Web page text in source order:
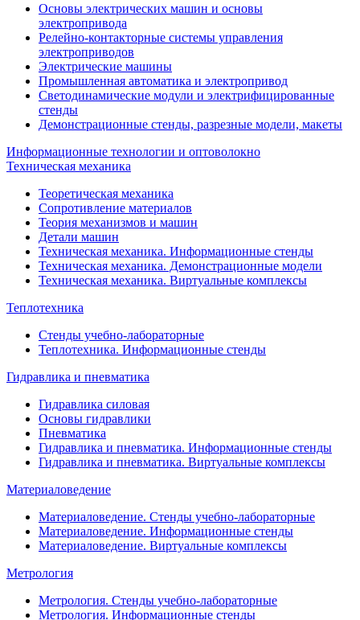
Основы электрических машин и основы
электропривода
Релейно-контакторные системы управления
электроприводов
Электрические машины
Промышленная автоматика и электропривод
Светодинамические модули и электрифицированные
стенды
Демонстрационные стенды, разрезные модели, макеты
Информационные технологии и оптоволокно
Техническая механика
Теоретическая механика
Сопротивление материалов
Теория механизмов и машин
Детали машин
Техническая механика. Информационные стенды
Техническая механика. Демонстрационные модели
Техническая механика. Виртуальные комплексы
Теплотехника
Стенды учебно-лабораторные
Теплотехника. Информационные стенды
Гидравлика и пневматика
Гидравлика силовая
Основы гидравлики
Пневматика
Гидравлика и пневматика. Информационные стенды
Гидравлика и пневматика. Виртуальные комплексы
Материаловедение
Материаловедение. Стенды учебно-лабораторные
Материаловедение. Информационные стенды
Материаловедение. Виртуальные комплексы
Метрология
Метрология. Стенды учебно-лабораторные
Метрология. Информационные стенды